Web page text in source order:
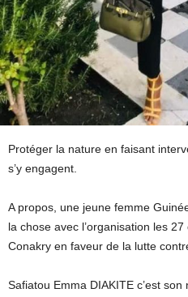
Protéger la nature en faisant
s’y engagent.
A propos, une jeune femme
la chose avec l’organisation les
Conakry en faveur de la lutte
Safiatou Emma DIAKITE c’est